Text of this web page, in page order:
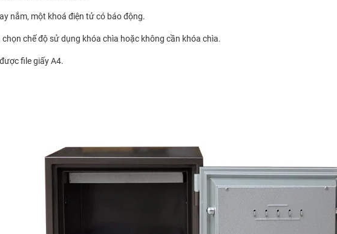
nắm, một khoá điện tử có báo động.
chế độ sử dụng khóa chìa hoặc không cần khóa chìa.
file giấy A4.